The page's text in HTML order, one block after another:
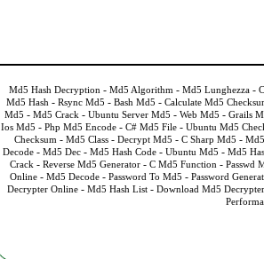
Md5 Hash Decryption - Md5 Algorithm - Md5 Lunghezza-
Md5 Hash - Rsync Md5 - Bash Md5 - Calculate Md5
Md5 - Md5 Crack - Ubuntu Server Md5 - Web Md5 - Grails
Ios Md5 - Php Md5 Encode - C# Md5 File - Ubuntu Md5
Checksum - Md5 Class- Decrypt Md5 - C Sharp Md5 -
Decode- Md5 Dec- Md5 Hash Code- Ubuntu Md5 - Md5
Crack - Reverse Md5 Generator- C Md5 Function - Passwd
Online - Md5 Decode - Password To Md5 - Password
Decrypter Online- Md5 Hash List- Download Md5 Decrypter